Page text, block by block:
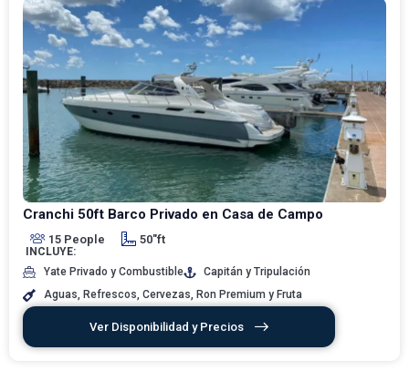
Cranchi 50ft Barco Privado en Casa de Campo
15 People 50"ft
INCLUYE:
Yate Privado y Combustible
Capitán y Tripulación
Aguas, Refrescos, Cervezas, Ron Premium y Fruta
Ver Disponibilidad y Precios